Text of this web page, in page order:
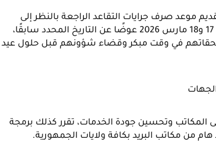
موعد صرف جرايات التقاعد الراجعة بالنظر إلى
الصناديق الاجتماعية، لتكون يومي 17 و18 مارس 2026 عوضًا عن التاريخ المحدد سابقًا،
في وقت مبكر وقضاء شؤونهم قبل حلول عيد
وتحسين جودة الخدمات، تقرر كذلك برمجة
من مكاتب البريد بكافة ولايات الجمهورية.